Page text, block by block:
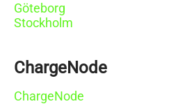
Göteborg
Stockholm
ChargeNode
ChargeNode